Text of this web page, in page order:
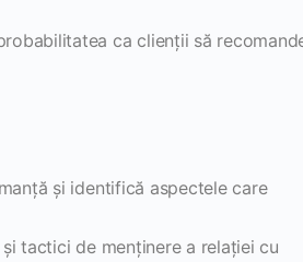
ca clienții să
și identifică aspectele care
tactici de menținere a relației cu